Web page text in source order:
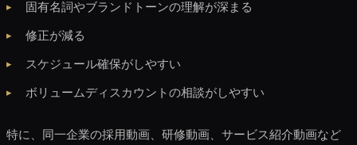
固有名詞やブランドトーンの理解が深まる
修正が減る
スケジュール確保がしやすい
ボリュームディスカウントの相談がしやすい
特に、同一企業の採用動画、研修動画、サービス紹介動画など